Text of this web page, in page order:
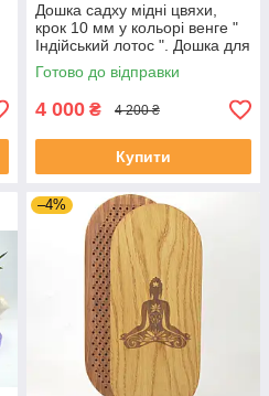
Дошка садху мідні цвяхи,
крок 10 мм у кольорі венге "
Індійський лотос ". Дошка для
йоги від виробника.
Готово до відправки
4 000 ₴ 4 200 ₴
Купити
–4%